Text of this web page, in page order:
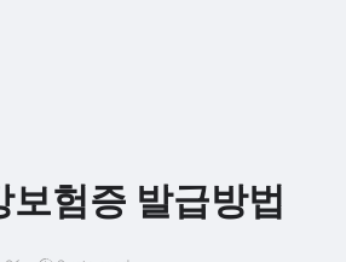
보험증 발급방법